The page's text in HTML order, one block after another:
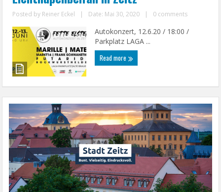
Posted by Reiner Eckel | Date: Mai 30, 2020 | 0 comments
Autokonzert, 12.6.20 / 18:00 /
Parkplatz LAGA ...
Read more